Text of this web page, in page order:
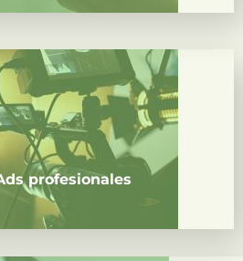
de forma visual, dinámica y
vídeos de alto impacto.
profesionales